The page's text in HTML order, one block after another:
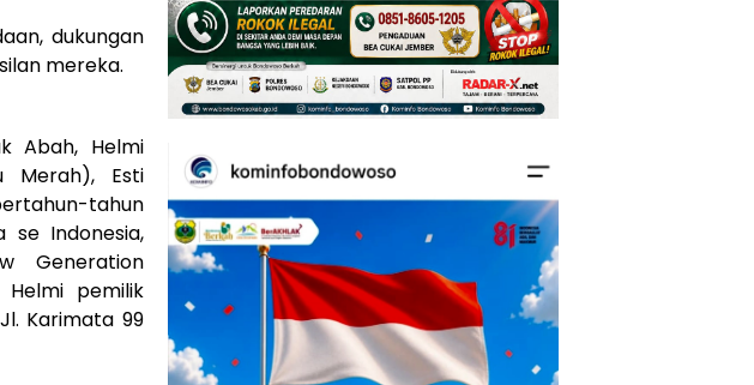
dukungan
mereka.
Abah, Helmi
Merah), Esti
tahun
se Indonesia,
Generation
Helmi pemilik
Karimata 99